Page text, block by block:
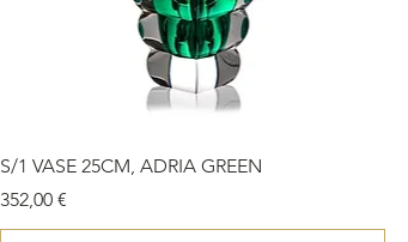
S/1 VASE 25CM, ADRIA GREEN
Price
352,00 €